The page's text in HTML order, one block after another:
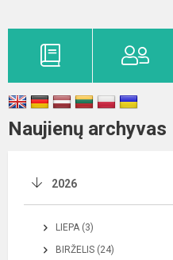
Naujienų archyvas
2026
LIEPA (3)
BIRŽELIS (24)